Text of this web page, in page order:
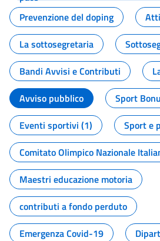
Prevenzione del doping
La sottosegretaria
Bandi Avvisi e Contributi
Avviso pubblico
Sport
Eventi sportivi (1)
Sport e
Comitato Olimpico Nazionale
Maestri educazione motoria
contributi a fondo perduto
Emergenza Covid-19